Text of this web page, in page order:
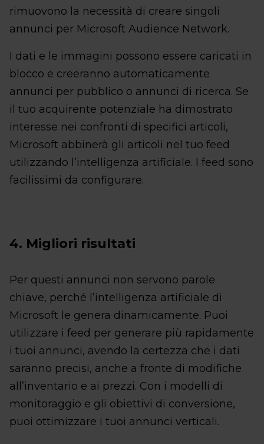
rimuovono la necessità di creare singoli
annunci per Microsoft Audience Network.
I dati e le immagini possono essere caricati in
blocco e creeranno automaticamente
annunci per pubblico o annunci di ricerca. Se
il tuo acquirente potenziale ha dimostrato
interesse nei confronti di specifici articoli,
Microsoft abbinerà gli articoli nel tuo feed
utilizzando l’intelligenza artificiale. I feed sono
facilissimi da configurare.
4. Migliori risultati
Per questi annunci non servono parole
chiave, perché l’intelligenza artificiale di
Microsoft le genera dinamicamente. Puoi
utilizzare i feed per generare più rapidamente
i tuoi annunci, avendo la certezza che i dati
saranno precisi, anche a fronte di modifiche
all’inventario e ai prezzi. Con i modelli di
monitoraggio e gli obiettivi di conversione,
puoi ottimizzare i tuoi annunci verticali.